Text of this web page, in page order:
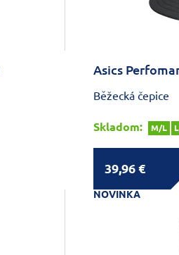
Asics
Běžecká čepice
Skladom: M/L
39,96 €
NOVINKA